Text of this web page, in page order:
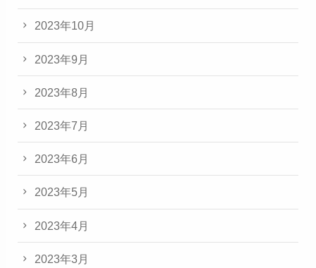
2023年10月
2023年9月
2023年8月
2023年7月
2023年6月
2023年5月
2023年4月
2023年3月